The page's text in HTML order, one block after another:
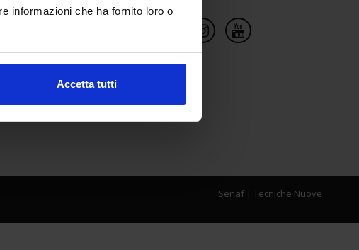
informazioni che ha fornito loro o
Accetta tutti
Senaf| Tecniche Nuove